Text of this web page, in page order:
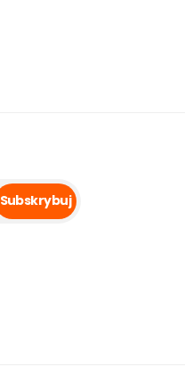
Subskrybuj